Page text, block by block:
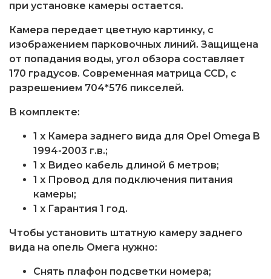
при установке камеры остается.
Камера передает цветную картинку, с
изображением парковочных линий. Защищена
от попадания воды, угол обзора составляет
170 градусов. Современная матрица CCD, с
разрешением 704*576 пикселей.
В комплекте:
1 x Камера заднего вида для Opel Omega B
1994-2003 г.в.;
1 x Видео кабель длиной 6 метров;
1 x Провод для подключения питания
камеры;
1 x Гарантия 1 год.
Чтобы установить штатную камеру заднего
вида на опель Омега нужно:
Снять плафон подсветки номера;